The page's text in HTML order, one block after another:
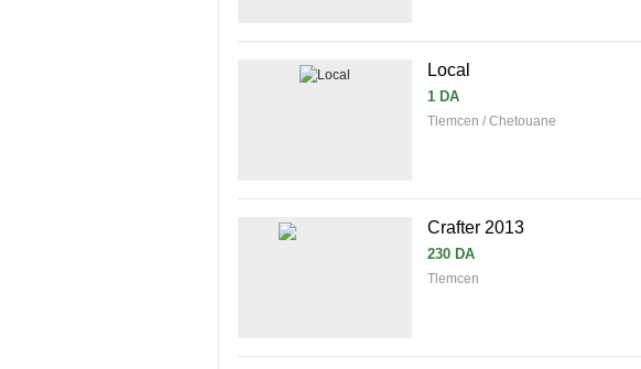
Local
1 DA
Tlemcen / Chetouane
Crafter 2013
230 DA
Tlemcen